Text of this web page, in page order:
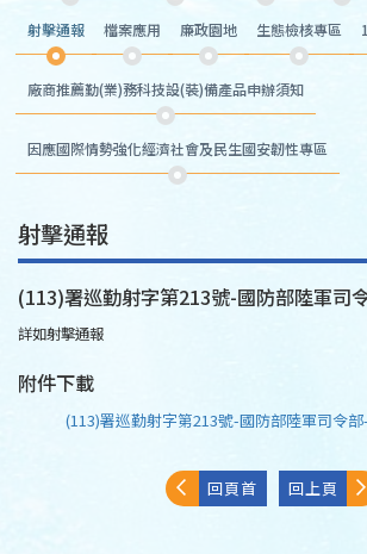
射擊通報 檔案應用 廉政園地 生態檢核專區
廠商推薦勤(業)務科技設(裝)備產品申辦須知
因應國際情勢強化經濟社會及民生國安韌性專區
射擊通報
(113)署巡勤射字第213號-國防部陸軍司
詳如射擊通報
附件下載
(113)署巡勤射字第213號-國防部陸軍司令
回頁首 回上頁